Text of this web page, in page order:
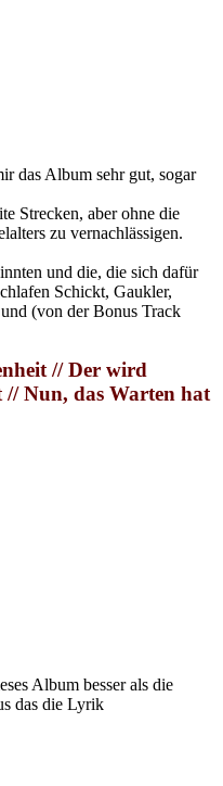
das Album sehr gut, sogar
Strecken, aber ohne die
zu vernachlässigen.
und die, die sich dafür
Schickt, Gaukler,
(von der Bonus Track
// Der wird
Nun, das Warten hat
Album besser als die
das die Lyrik